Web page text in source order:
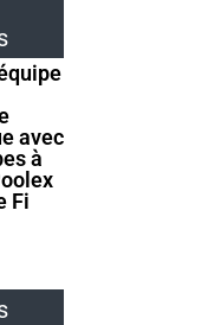
avec
à
Fi